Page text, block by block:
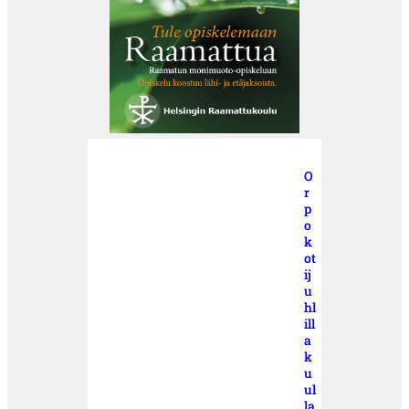
O
r
p
o
k
ot
ij
u
hl
ill
a
k
u
ul
la